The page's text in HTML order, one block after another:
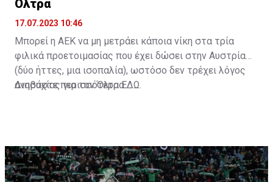
Όλτρα
17.07.2023 10:46
Μπορεί η ΑΕΚ να μη μετράει κάποια νίκη στα τρία
φιλικά προετοιμασίας που έχει δώσει στην Αυστρία
(δύο ήττες, μια ισοπαλία), ωστόσο δεν τρέχει λόγος
ανησυχίας για τον Όλτρα.
Διαβάστε περισσότεραΕΔΩ.